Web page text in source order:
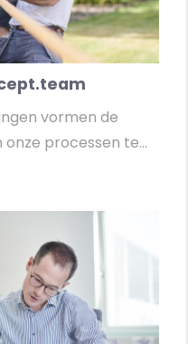
vormen de
processen te...